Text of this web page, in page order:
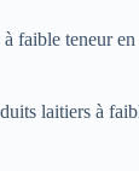
faible teneur
laitiers à